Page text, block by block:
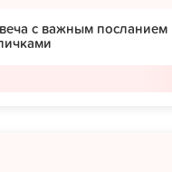
с важным посланием